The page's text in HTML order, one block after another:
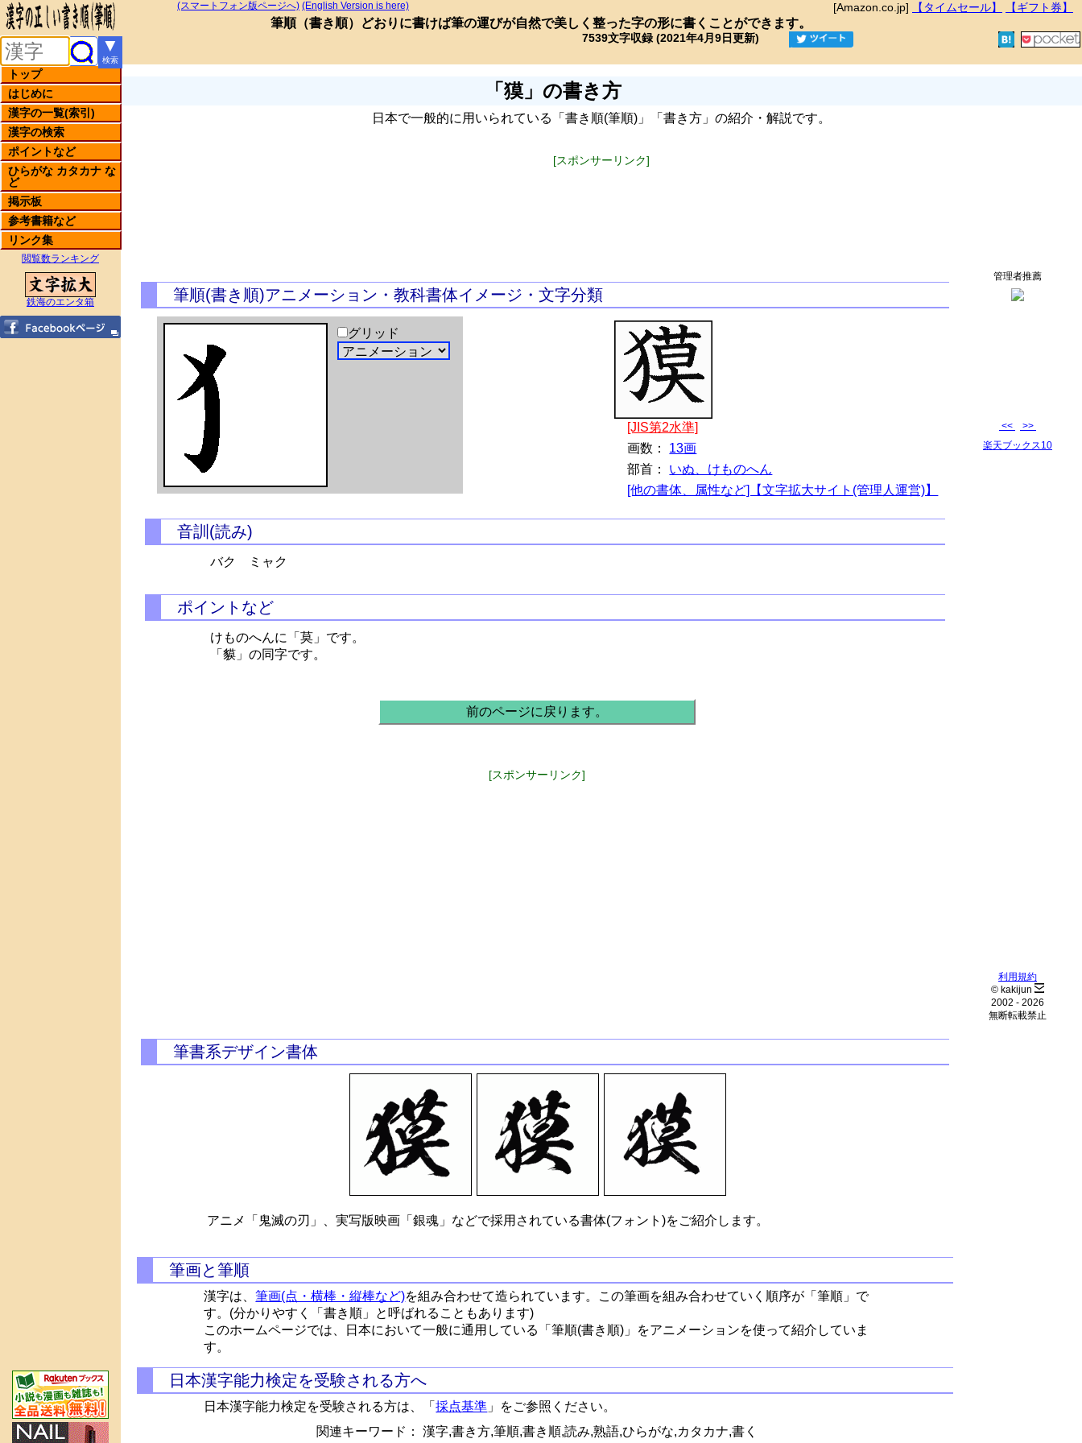
[Amazon.co.jp] 【タイムセール】 【ギフト券】
(スマートフォン版ページへ) (English Version is here)
筆順（書き順）どおりに書けば筆の運びが自然で美しく整った字の形に書くことができます。
7539文字収録 (2021年4月9日更新)
▼
検索
トップ
はじめに
漢字の一覧(索引)
漢字の検索
ポイントなど
ひらがな カタカナ な
ど
掲示板
参考書籍など
リンク集
閲覧数ランキング
鉄海のエンタ箱
「獏」の書き方
日本で一般的に用いられている「書き順(筆順)」「書き方」の紹介・解説です。
[スポンサーリンク]
筆順(書き順)アニメーション・教科書体イメージ・文字分類
グリッド
[JIS第2水準]
画数： 13画
部首： いぬ、けものへん
[他の書体、属性など]【文字拡大サイト(管理人運営)】
音訓(読み)
バク ミャク
ポイントなど
けものへんに「莫」です。
「貘」の同字です。
前のページに戻ります。
[スポンサーリンク]
筆書系デザイン書体
アニメ「鬼滅の刃」、実写版映画「銀魂」などで採用されている書体(フォント)をご紹介します。
筆画と筆順
漢字は、筆画(点・横棒・縦棒など)を組み合わせて造られています。この筆画を組み合わせていく順序が「筆順」で
す。(分かりやすく「書き順」と呼ばれることもあります)
このホームページでは、日本において一般に通用している「筆順(書き順)」をアニメーションを使って紹介していま
す。
日本漢字能力検定を受験される方へ
日本漢字能力検定を受験される方は、「採点基準 」をご参照ください。
関連キーワード： 漢字,書き方,筆順,書き順,読み,熟語,ひらがな,カタカナ,書く
管理者推薦
<<
>>
楽天ブックス10
利用規約
© kakijun
2002 - 2026
無断転載禁止